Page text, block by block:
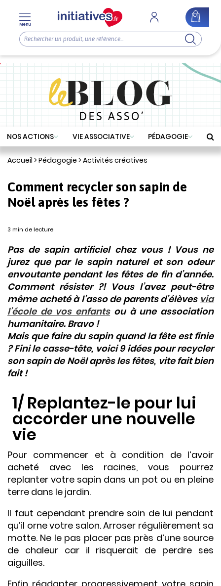
NOS ACTIONS VIE ASSOCIATIVE PÉDAGOGIE
Accueil >Pédagogie >Activités créatives
Comment recycler son sapin de
Noël après les fêtes ?
3 min de lecture
Pas de sapin artificiel chez vous ! Vous ne
jurez que par le sapin naturel et son odeur
envoutante pendant les fêtes de fin d’année.
Comment résister ?! Vous l’avez peut-être
même acheté à l’asso de parents d’élèves via
l’école de vos enfantsou à une association
humanitaire. Bravo !
Mais que faire du sapin quand la fête est finie
? Fini le casse-tête, voici 9 idées pour recycler
son sapin de Noël après les fêtes, vite fait bien
fait !
1/ Replantez-le pour lui
accorder une nouvelle
vie
Pour commencer et à condition de l’avoir
acheté avec les racines, vous pourrez
replanter votre sapin dans un pot ou en pleine
terre dans le jardin.
Il faut cependant prendre soin de lui pendant
qu’il orne votre salon. Arroser régulièrement sa
motte. Ne le pas placer pas près d’une source
de chaleur car il risquerait de perdre ses
aiguilles.
Menu